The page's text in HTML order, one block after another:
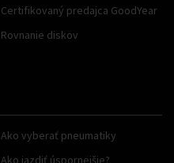
Certifikovaný predajca GoodYear
Rovnanie diskov
Ako vyberať pneumatiky
Ako jazdiť úspornejšie?